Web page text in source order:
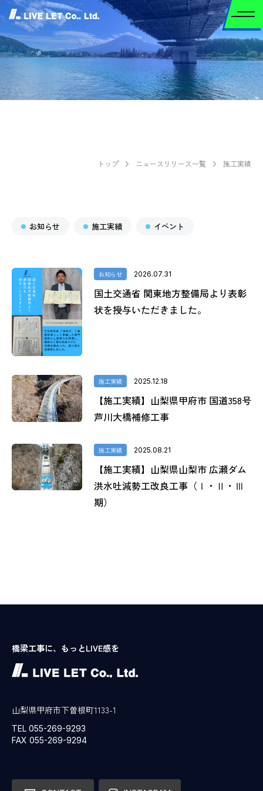
トップ ニュースリリース一覧 施工実績
お知らせ 施工実績 イベント
お知らせ 2026.07.31
国土交通省 関東地方整備局より表彰
状を授与いただきました。
施工実績 2025.12.18
【施工実績】山梨県甲府市 国道358号
芦川大橋補修工事
施工実績 2025.08.21
【施工実績】山梨県山梨市 広瀬ダム
洪水吐減勢工改良工事（Ⅰ・Ⅱ・Ⅲ
期）
橋梁工事に、もっとLIVE感を
山梨県甲府市下曽根町1133-1
TEL 055-269-9293
FAX 055-269-9294